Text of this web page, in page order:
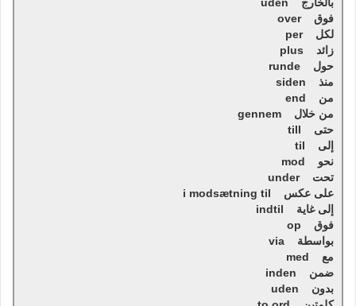
بالخارج uden
فوق over
لكل per
زائد plus
حول runde
منذ siden
من end
من خلال gennem
حتى till
إلى til
نحو mod
تحت under
على عكس i modsætning til
إلى غاية indtil
فوق op
بواسطة via
مع med
ضمن inden
بدون uden